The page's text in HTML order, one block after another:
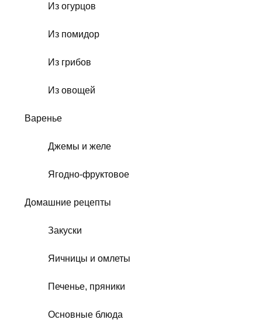
Из огурцов
Из помидор
Из грибов
Из овощей
Варенье
Джемы и желе
Ягодно-фруктовое
Домашние рецепты
Закуски
Яичницы и омлеты
Печенье, пряники
Основные блюда